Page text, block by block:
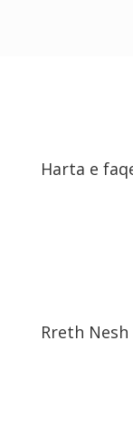
Harta e
Rreth Nesh